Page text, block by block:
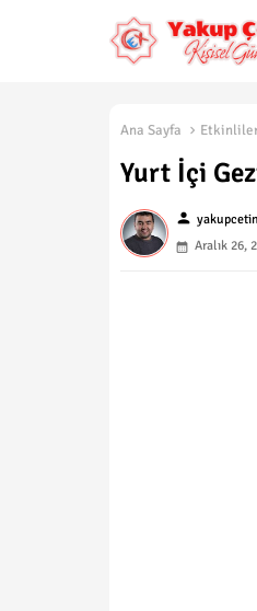
Ana Sayfa
Yurt İçi
person
Aralık 26,